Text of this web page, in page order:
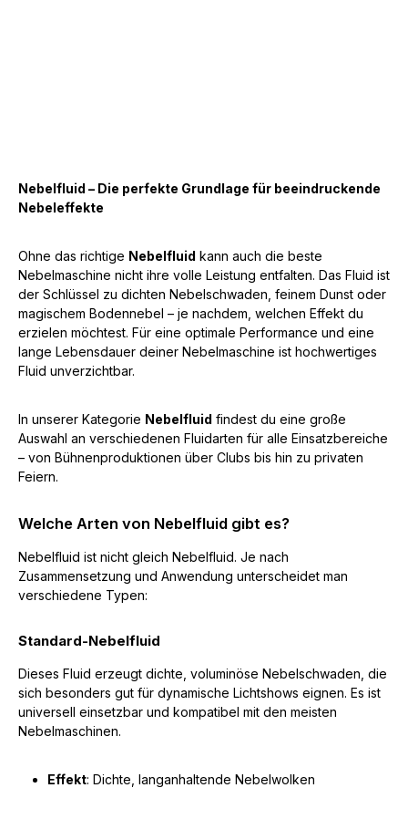
Nebelfluid – Die perfekte Grundlage für beeindruckende
Nebeleffekte
Ohne das richtige Nebelfluid kann auch die beste
Nebelmaschine nicht ihre volle Leistung entfalten. Das Fluid ist
der Schlüssel zu dichten Nebelschwaden, feinem Dunst oder
magischem Bodennebel – je nachdem, welchen Effekt du
erzielen möchtest. Für eine optimale Performance und eine
lange Lebensdauer deiner Nebelmaschine ist hochwertiges
Fluid unverzichtbar.
In unserer Kategorie Nebelfluid findest du eine große
Auswahl an verschiedenen Fluidarten für alle Einsatzbereiche
– von Bühnenproduktionen über Clubs bis hin zu privaten
Feiern.
Welche Arten von Nebelfluid gibt es?
Nebelfluid ist nicht gleich Nebelfluid. Je nach
Zusammensetzung und Anwendung unterscheidet man
verschiedene Typen:
Standard-Nebelfluid
Dieses Fluid erzeugt dichte, voluminöse Nebelschwaden, die
sich besonders gut für dynamische Lichtshows eignen. Es ist
universell einsetzbar und kompatibel mit den meisten
Nebelmaschinen.
Effekt: Dichte, langanhaltende Nebelwolken